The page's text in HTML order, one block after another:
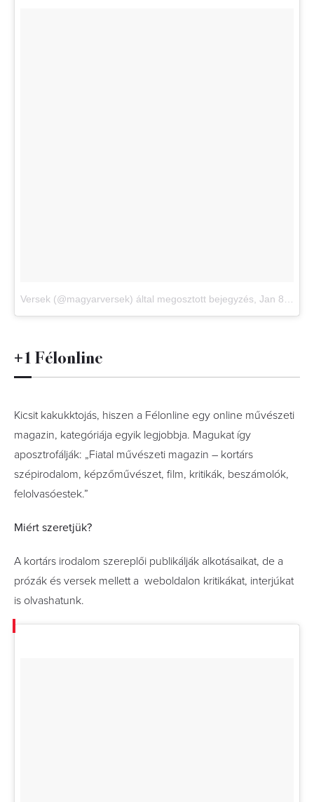
Versek (@magyarversek) által megosztott bejegyzés Jan 8., 2018, időpont: 12:53 (PST időzóna szerint)
+1 Félonline
Kicsit kakukktojás, hiszen a Félonline egy online művészeti
magazin, kategóriája egyik legjobbja. Magukat így
aposztrofálják: „Fiatal művészeti magazin – kortárs
szépirodalom, képzőművészet, film, kritikák, beszámolók,
felolvasóestek.”
Miért szeretjük?
A kortárs irodalom szereplői publikálják alkotásaikat, de a
prózák és versek mellett a weboldalon kritikákat, interjúkat
is olvashatunk.